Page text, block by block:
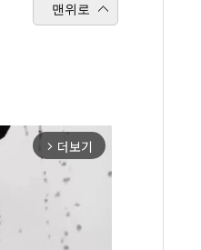
맨위로
arrow_forward_ios 더보기